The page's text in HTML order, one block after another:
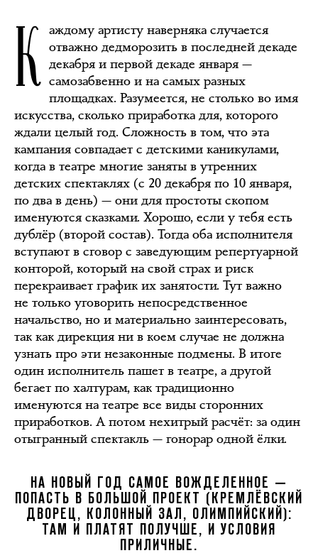
К аждому артисту наверняка случается
отважно дедморозить в последней декаде
декабря и первой декаде января —
самозабвенно и на самых разных
площадках. Разумеется, не столько во имя
искусства, сколько приработка для, которого
ждали целый год. Сложность в том, что эта
кампания совпадает с детскими каникулами,
когда в театре многие заняты в утренних
детских спектаклях (с 20 декабря по 10 января,
по два в день) — они для простоты скопом
именуются сказками. Хорошо, если у тебя есть
дублёр (второй состав). Тогда оба исполнителя
вступают в сговор с заведующим репертуарной
конторой, который на свой страх и риск
перекраивает график их занятости. Тут важно
не только уговорить непосредственное
начальство, но и материально заинтересовать,
так как дирекция ни в коем случае не должна
узнать про эти незаконные подмены. В итоге
один исполнитель пашет в театре, а другой
бегает по халтурам, как традиционно
именуются на театре все виды сторонних
приработков. А потом нехитрый расчёт: за один
отыгранный спектакль — гонорар одной ёлки.
НА НОВЫЙ ГОД САМОЕ ВОЖДЕЛЕННОЕ —
ПОПАСТЬ В БОЛЬШОЙ ПРОЕКТ (КРЕМЛЁВСКИЙ
ДВОРЕЦ, КОЛОННЫЙ ЗАЛ, ОЛИМПИЙСКИЙ):
ТАМ И ПЛАТЯТ ПОЛУЧШЕ, И УСЛОВИЯ
ПРИЛИЧНЫЕ.